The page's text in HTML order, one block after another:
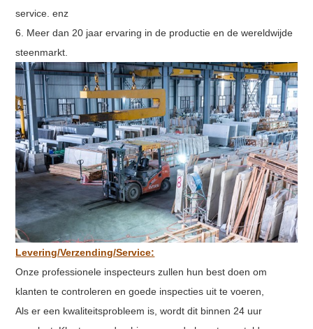
service. enz
6. Meer dan 20 jaar ervaring in de productie en de wereldwijde
steenmarkt.
Levering/Verzending/Service:
Onze professionele inspecteurs zullen hun best doen om
klanten te controleren en goede inspecties uit te voeren,
Als er een kwaliteitsprobleem is, wordt dit binnen 24 uur